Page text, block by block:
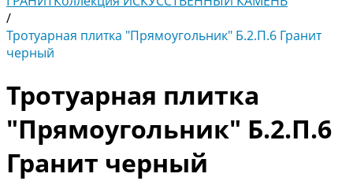
/
Тротуарная плитка "Прямоугольник" Б.2.П.6 Гранит
черный
Тротуарная плитка
"Прямоугольник" Б.2.П.6
Гранит черный